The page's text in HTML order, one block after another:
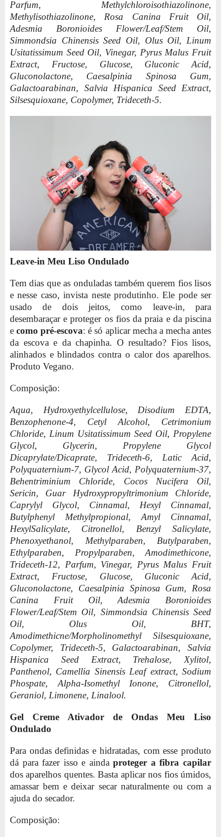
Parfum, Methylchloroisothiazolinone,
Methylisothiazolinone, Rosa Canina Fruit Oil,
Adesmia Boronioides Flower/Leaf/Stem Oil,
Simmondsia Chinensis Seed Oil, Olus Oil, Linum
Usitatissimum Seed Oil, Vinegar, Pyrus Malus Fruit
Extract, Fructose, Glucose, Gluconic Acid,
Gluconolactone, Caesalpinia Spinosa Gum,
Galactoarabinan, Salvia Hispanica Seed Extract,
Silsesquioxane, Copolymer, Trideceth-5.
Leave-in Meu Liso Ondulado
Tem dias que as onduladas também querem fios lisos
e nesse caso, invista neste produtinho. Ele pode ser
usado de dois jeitos, como leave-in, para
desembaraçar e proteger os fios da praia e da piscina
e como pré-escova: é só aplicar mecha a mecha antes
da escova e da chapinha. O resultado? Fios lisos,
alinhados e blindados contra o calor dos aparelhos.
Produto Vegano.
Composição:
Aqua, Hydroxyethylcellulose, Disodium EDTA,
Benzophenone-4, Cetyl Alcohol, Cetrimonium
Chloride, Linum Usitatissimum Seed Oil, Propylene
Glycol, Glycerin, Propylene Glycol
Dicaprylate/Dicaprate, Trideceth-6, Latic Acid,
Polyquaternium-7, Glycol Acid, Polyquaternium-37,
Behentriminium Chloride, Cocos Nucifera Oil,
Sericin, Guar Hydroxypropyltrimonium Chloride,
Caprylyl Glycol, Cinnamal, Hexyl Cinnamal,
Butylphenyl Methylpropional, Amyl Cinnamal,
HexylSalicylate, Citronellol, Benzyl Salicylate,
Phenoxyethanol, Methylparaben, Butylparaben,
Ethylparaben, Propylparaben, Amodimethicone,
Trideceth-12, Parfum, Vinegar, Pyrus Malus Fruit
Extract, Fructose, Glucose, Gluconic Acid,
Gluconolactone, Caesalpinia Spinosa Gum, Rosa
Canina Fruit Oil, Adesmia Boronioides
Flower/Leaf/Stem Oil, Simmondsia Chinensis Seed
Oil, Olus Oil, BHT,
Amodimethicne/Morpholinomethyl Silsesquioxane,
Copolymer, Trideceth-5, Galactoarabinan, Salvia
Hispanica Seed Extract, Trehalose, Xylitol,
Panthenol, Camellia Sinensis Leaf extract, Sodium
Phospate, Alpha-Isomethyl Ionone, Citronellol,
Geraniol, Limonene, Linalool.
Gel Creme Ativador de Ondas Meu Liso
Ondulado
Para ondas definidas e hidratadas, com esse produto
dá para fazer isso e aindaproteger a fibra capilar
dos aparelhos quentes. Basta aplicar nos fios úmidos,
amassar bem e deixar secar naturalmente ou com a
ajuda do secador.
Composição: